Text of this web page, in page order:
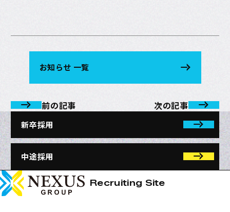
前の記事 次の記事
お知らせ 一覧
新卒採用
中途採用
NEXUSホールディングス株式会社
Recruiting Site
ページトップへ